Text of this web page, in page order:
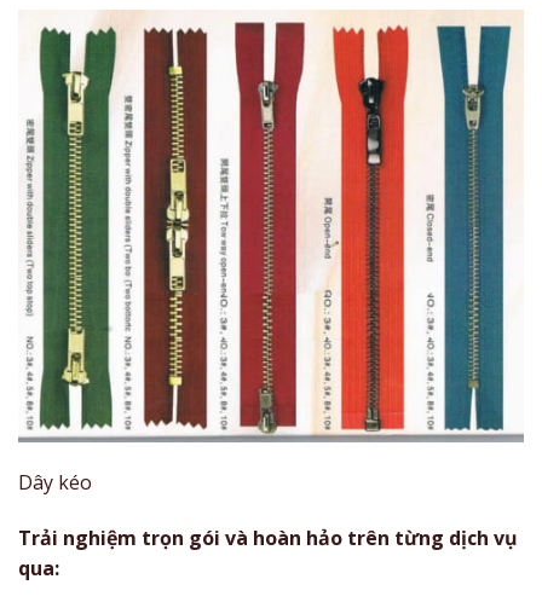
Dây kéo
Trải nghiệm trọn gói và hoàn hảo trên từng dịch vụ
qua: